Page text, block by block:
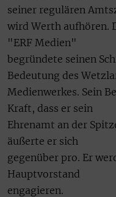
seiner regulären
wird Werth aufhören.
"ERF Medien"
begründete seinen
Bedeutung des
Medienwerkes. Sein
Kraft, dass er sein
Ehrenamt an der
äußerte er sich
gegenüber pro. Er
Hauptvorstand
engagieren.